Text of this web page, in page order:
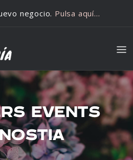
negocio. Pulsa aquí…
EVENTS